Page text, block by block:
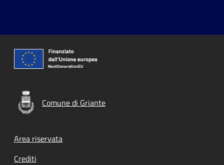
Comune di Griante
Footer menu
Area riservata
Crediti